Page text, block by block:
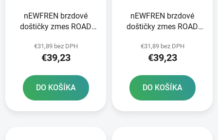
nEWFREN brzdové
doštičky zmes ROAD
ks v balení
€31,89 bez DPH
€39,23
DO KOŠÍKA
nEWFREN brzdové
doštičky zmes ROAD
ks v balení
€31,89 bez DPH
€39,23
DO KOŠÍKA